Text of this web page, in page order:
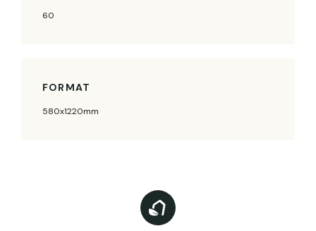
60
FORMAT
580x1220mm